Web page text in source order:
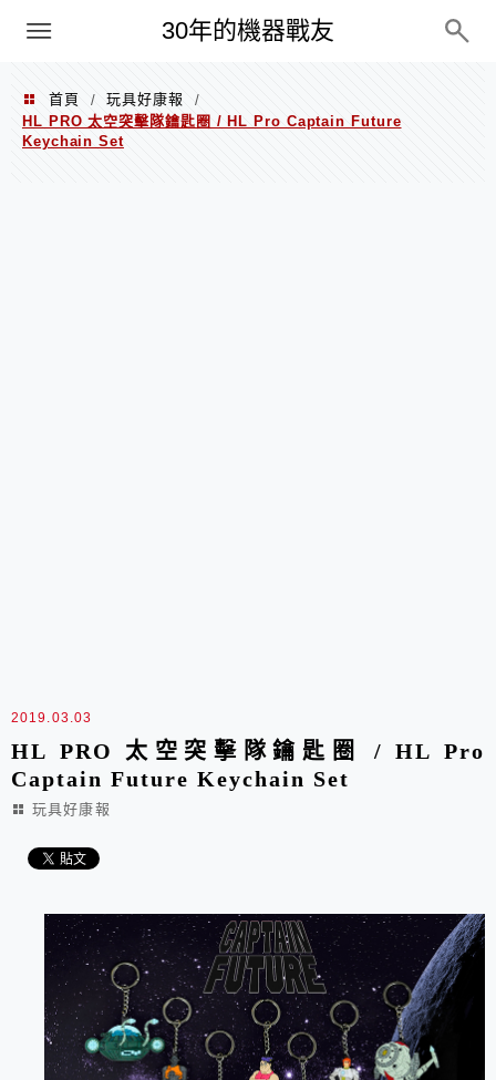
30年的機器戰友
PC
首頁 / 玩具好康報
/
HL PRO 太空突擊隊鑰匙圈 / HL Pro Captain Future
Keychain Set
2019.03.03
HL PRO 太空突擊隊鑰匙圈 / HL Pro
Captain Future Keychain Set
玩具好康報